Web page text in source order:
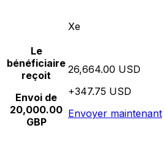
Xe
Le
bénéficiaire
reçoit
Envoi de
20,000.00
GBP
26,664.00 USD
+347.75 USD
Envoyer maintenant